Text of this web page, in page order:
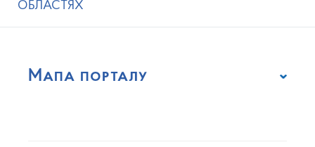
ОБЛАСТЯХ
Мапа порталу